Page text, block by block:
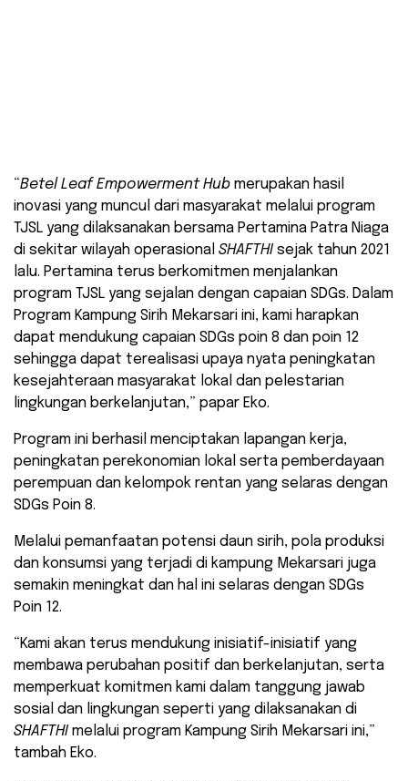
“Betel Leaf Empowerment Hub merupakan hasil
inovasi yang muncul dari masyarakat melalui program
TJSL yang dilaksanakan bersama Pertamina Patra Niaga
di sekitar wilayah operasional SHAFTHI sejak tahun 2021
lalu. Pertamina terus berkomitmen menjalankan
program TJSL yang sejalan dengan capaian SDGs. Dalam
Program Kampung Sirih Mekarsari ini, kami harapkan
dapat mendukung capaian SDGs poin 8 dan poin 12
sehingga dapat terealisasi upaya nyata peningkatan
kesejahteraan masyarakat lokal dan pelestarian
lingkungan berkelanjutan,” papar Eko.
Program ini berhasil menciptakan lapangan kerja,
peningkatan perekonomian lokal serta pemberdayaan
perempuan dan kelompok rentan yang selaras dengan
SDGs Poin 8.
Melalui pemanfaatan potensi daun sirih, pola produksi
dan konsumsi yang terjadi di kampung Mekarsari juga
semakin meningkat dan hal ini selaras dengan SDGs
Poin 12.
“Kami akan terus mendukung inisiatif-inisiatif yang
membawa perubahan positif dan berkelanjutan, serta
memperkuat komitmen kami dalam tanggung jawab
sosial dan lingkungan seperti yang dilaksanakan di
SHAFTHI melalui program Kampung Sirih Mekarsari ini,”
tambah Eko.